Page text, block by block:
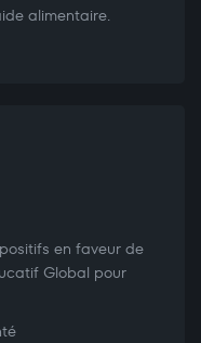
alimentaire.
en faveur de
Global pour